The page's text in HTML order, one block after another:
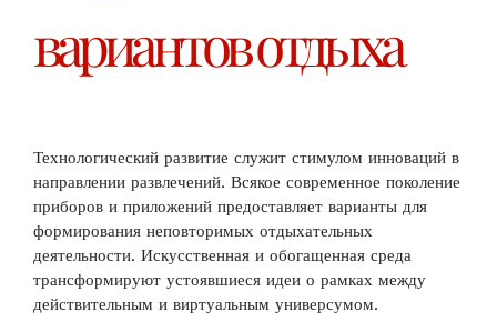
вариантов отдыха
Технологический развитие служит стимулом инноваций в
направлении развлечений. Всякое современное поколение
приборов и приложений предоставляет варианты для
формирования неповторимых отдыхательных
деятельности. Искусственная и обогащенная среда
трансформируют устоявшиеся идеи о рамках между
действительным и виртуальным универсумом.